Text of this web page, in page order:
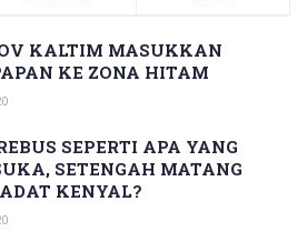
KALTIM MASUKKAN
KE ZONA HITAM
SEPERTI APA YANG
SETENGAH MATANG
KENYAL?